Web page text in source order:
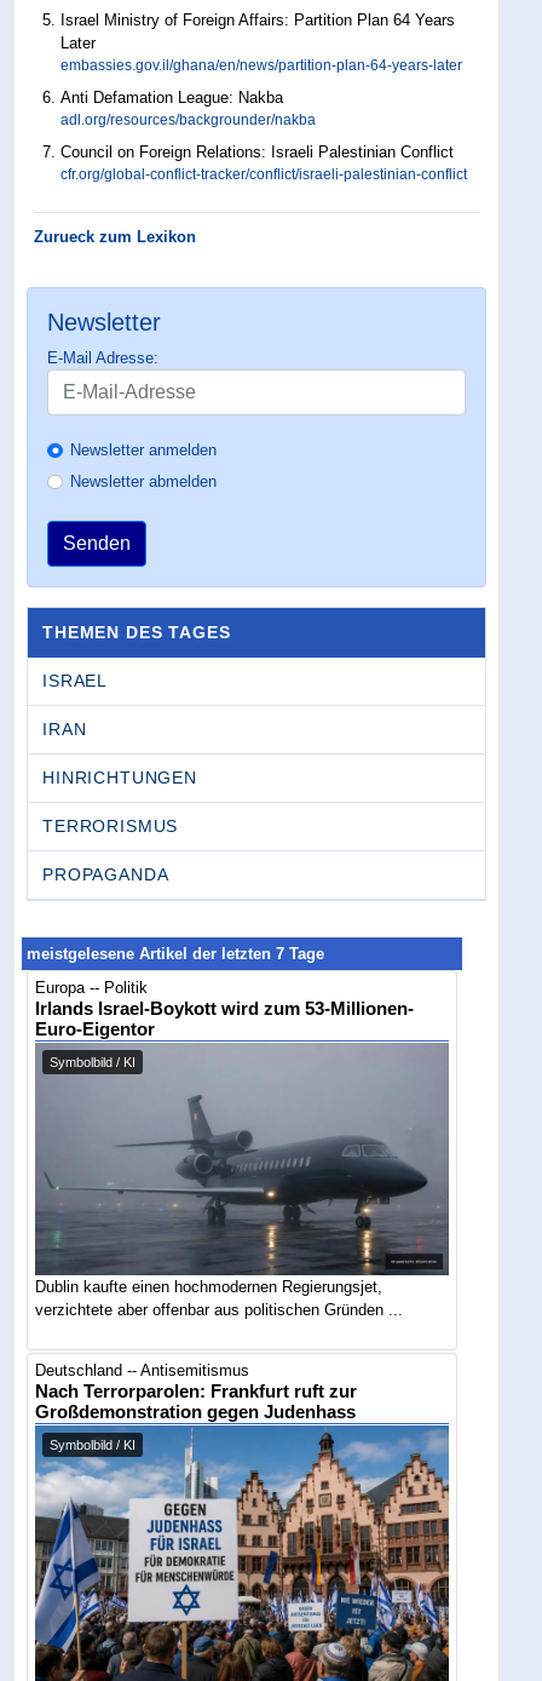
Israel Ministry of Foreign Affairs: Partition Plan 64 Years
Later
embassies.gov.il/ghana/en/news/partition-plan-64-years-later
Anti Defamation League: Nakba
adl.org/resources/backgrounder/nakba
Council on Foreign Relations: Israeli Palestinian Conflict
cfr.org/global-conflict-tracker/conflict/israeli-palestinian-conflict
Zurueck zum Lexikon
Newsletter
E-Mail Adresse:
Newsletter anmelden
Newsletter abmelden
Senden
THEMEN DES TAGES
ISRAEL
IRAN
HINRICHTUNGEN
TERRORISMUS
PROPAGANDA
meistgelesene Artikel der letzten 7 Tage
Europa -- Politik
Irlands Israel-Boykott wird zum 53-Millionen-
Euro-Eigentor
Symbolbild / KI
Dublin kaufte einen hochmodernen Regierungsjet,
verzichtete aber offenbar aus politischen Gründen ...
Deutschland -- Antisemitismus
Nach Terrorparolen: Frankfurt ruft zur
Großdemonstration gegen Judenhass
Symbolbild / KI